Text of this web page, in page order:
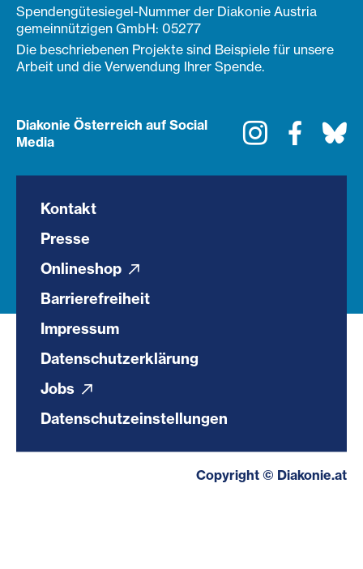
Spendengütesiegel-Nummer der Diakonie Austria
gemeinnützigen GmbH: 05277
Die beschriebenen Projekte sind Beispiele für unsere
Arbeit und die Verwendung Ihrer Spende.
Diakonie Österreich auf Social
Media
Instagram
Kontakt
Presse
Onlineshop
Barrierefreiheit
Impressum
Datenschutzerklärung
Jobs
Datenschutzeinstellungen
Copyright © Diakonie.at